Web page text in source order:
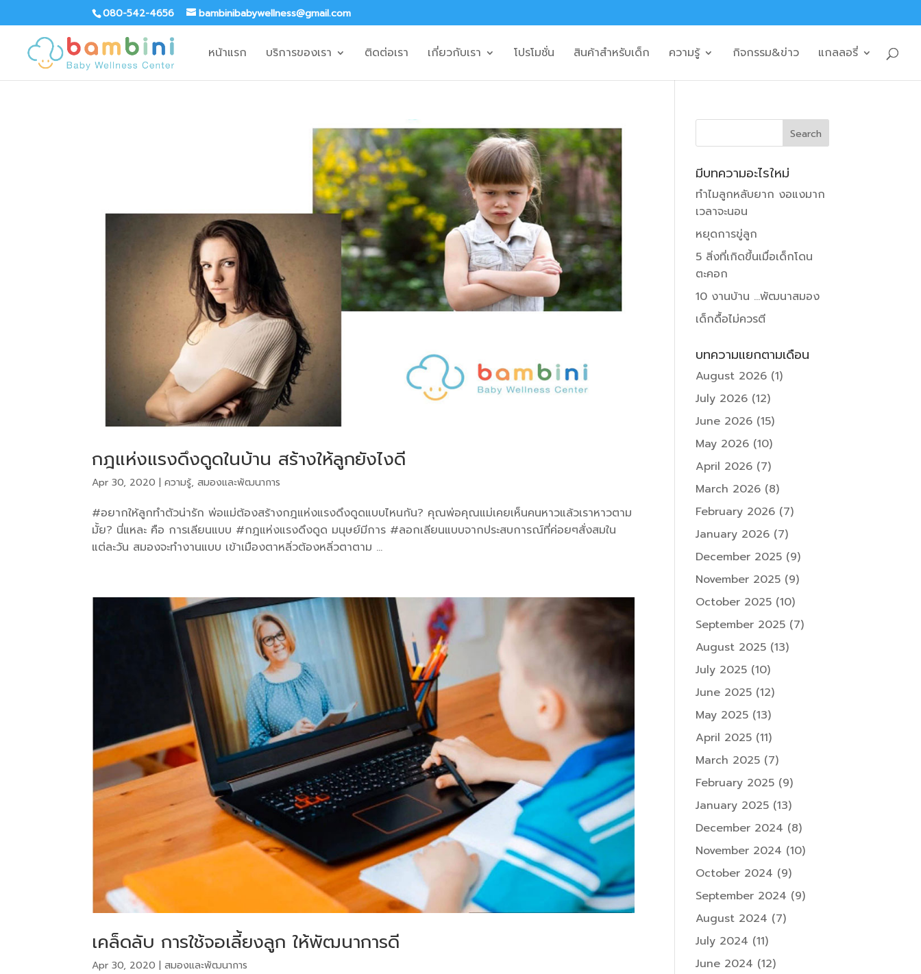
080-542-4656 bambinibabywellness@gmail.com
หน้าแรก บริการของเรา ติดต่อเรา เกี่ยวกับเรา โปรโมชั่น สินค้าสำหรับเด็ก ความรู้ กิจกรรม&ข่าว แกลลอรี่
กฎแห่งแรงดึงดูดในบ้าน สร้างให้ลูกยังไงดี
Apr 30, 2020 |ความรู้,สมองและพัฒนาการ
#อยากให้ลูกทำตัวน่ารัก พ่อแม่ต้องสร้างกฎแห่งแรงดึงดูดแบบไหนกัน? คุณพ่อคุณแม่เคยเห็นคนหาวแล้วเราหาวตาม
มั้ย? นี่แหละ คือ การเลียนแบบ #กฎแห่งแรงดึงดูด มนุษย์มีการ #ลอกเลียนแบบจากประสบการณ์ที่ค่อยๆสั่งสมใน
แต่ละวัน สมองจะทำงานแบบ เข้าเมืองตาหลิ่วต้องหลิ่วตาตาม ...
เคล็ดลับ การใช้จอเลี้ยงลูก ให้พัฒนาการดี
Apr 30, 2020 |สมองและพัฒนาการ
มีบทความอะไรใหม่
ทำไมลูกหลับยาก งอแงมาก
เวลาจะนอน
หยุดการขู่ลูก
5 สิ่งที่เกิดขึ้นเมื่อเด็กโดน
ตะคอก
10 งานบ้าน …พัฒนาสมอง
เด็กดื้อไม่ควรตี
บทความแยกตามเดือน
August 2026 (1)
July 2026 (12)
June 2026 (15)
May 2026 (10)
April 2026 (7)
March 2026 (8)
February 2026 (7)
January 2026 (7)
December 2025 (9)
November 2025 (9)
October 2025 (10)
September 2025 (7)
August 2025 (13)
July 2025 (10)
June 2025 (12)
May 2025 (13)
April 2025 (11)
March 2025 (7)
February 2025 (9)
January 2025 (13)
December 2024 (8)
November 2024 (10)
October 2024 (9)
September 2024 (9)
August 2024 (7)
July 2024 (11)
June 2024 (12)